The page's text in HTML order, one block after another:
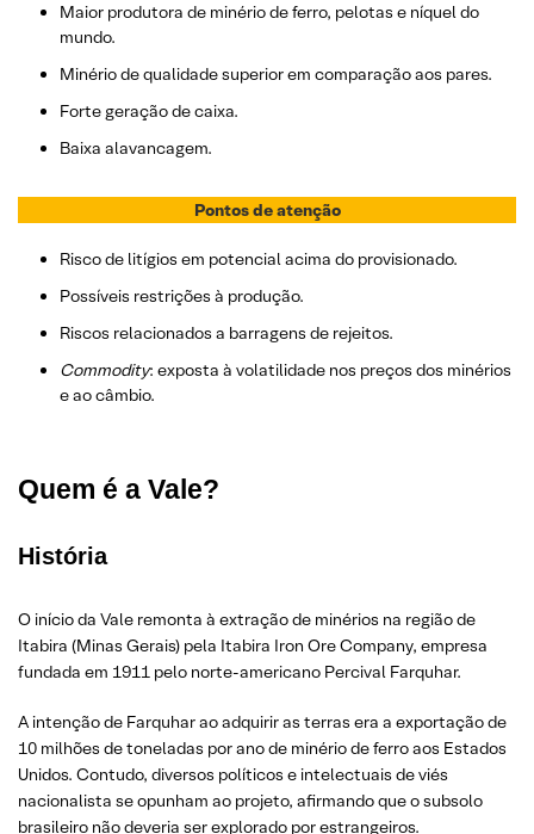
Maior produtora de minério de ferro, pelotas e níquel do
mundo.
Minério de qualidade superior em comparação aos pares.
Forte geração de caixa.
Baixa alavancagem.
Pontos de atenção
Risco de litígios em potencial acima do provisionado.
Possíveis restrições à produção.
Riscos relacionados a barragens de rejeitos.
Commodity: exposta à volatilidade nos preços dos minérios
e ao câmbio.
Quem é a Vale?
História
O início da Vale remonta à extração de minérios na região de
Itabira (Minas Gerais) pela Itabira Iron Ore Company, empresa
fundada em 1911 pelo norte-americano Percival Farquhar.
A intenção de Farquhar ao adquirir as terras era a exportação de
10 milhões de toneladas por ano de minério de ferro aos Estados
Unidos. Contudo, diversos políticos e intelectuais de viés
nacionalista se opunham ao projeto, afirmando que o subsolo
brasileiro não deveria ser explorado por estrangeiros.